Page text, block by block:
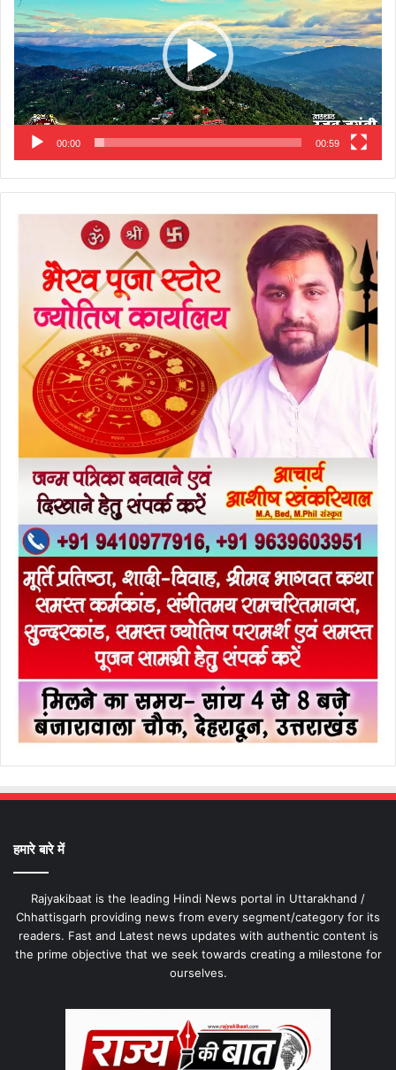
00:00 00:59
हमारे बारे में
Rajyakibaat is the leading Hindi News portal in Uttarakhand /
Chhattisgarh providing news from every segment/category for its
readers. Fast and Latest news updates with authentic content is
the prime objective that we seek towards creating a milestone for
ourselves.